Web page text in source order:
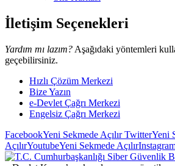
İletişim Seçenekleri
Yardım mı lazım? Aşağıdaki yöntemleri
geçebilirsiniz.
Hızlı Çözüm Merkezi
Bize Yazın
e-Devlet Çağrı Merkezi
Engelsiz Çağrı Merkezi
FacebookYeni Sekmede AçılırTwitterYeni
AçılırYoutubeYeni Sekmede Açılır